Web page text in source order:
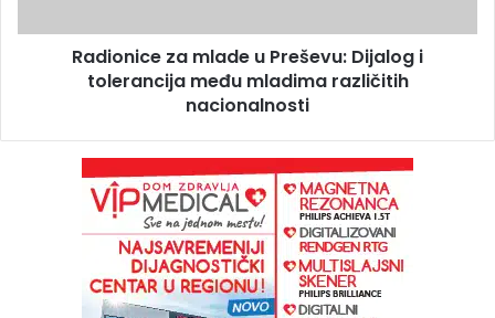
Radionice za mlade u Preševu: Dijalog i
tolerancija među mladima različitih
nacionalnosti